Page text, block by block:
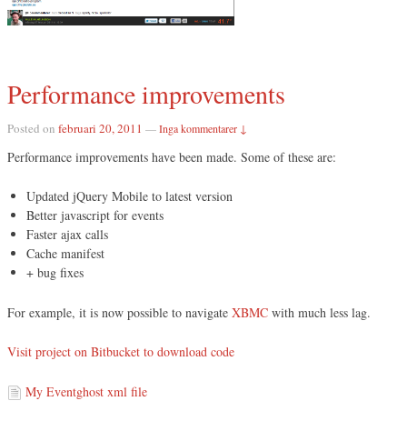
Performance improvements
Posted on februari 20, 2011 —Inga kommentarer ↓
Performance improvements have been made. Some of these are:
Updated jQuery Mobile to latest version
Better javascript for events
Faster ajax calls
Cache manifest
+ bug fixes
For example, it is now possible to navigate XBMC with much less lag.
Visit project on Bitbucket to download code
My Eventghost xml file